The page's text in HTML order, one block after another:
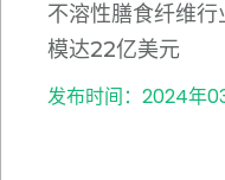
不溶性膳食纤维
模达22亿美元
发布时间：2024年